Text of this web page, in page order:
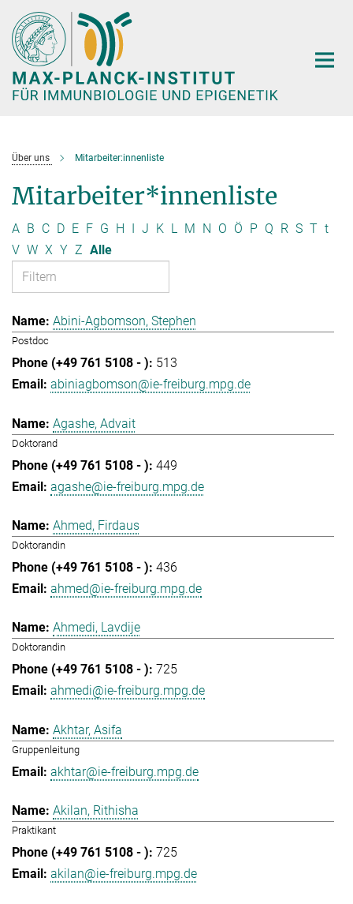
Hauptinhalt
Über uns Mitarbeiter:innenliste
Mitarbeiter*innenliste
A B C D E F G H I J K L M N O Ö P Q R S T t
V W X Y Z Alle
Abini-Agbomson, Stephen
Postdoc
513
abiniagbomson@ie-freiburg.mpg.de
Agashe, Advait
Doktorand
449
agashe@ie-freiburg.mpg.de
Ahmed, Firdaus
Doktorandin
436
ahmed@ie-freiburg.mpg.de
Ahmedi, Lavdije
Doktorandin
725
ahmedi@ie-freiburg.mpg.de
Akhtar, Asifa
Gruppenleitung
akhtar@ie-freiburg.mpg.de
Akilan, Rithisha
Praktikant
725
akilan@ie-freiburg.mpg.de